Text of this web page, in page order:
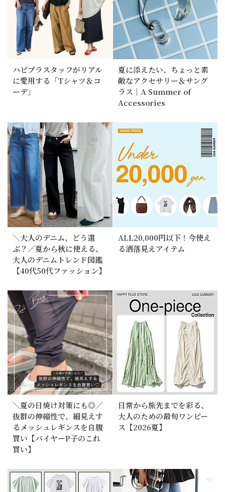
ハピプラスタッフがリアル
に愛用する「Tシャツ＆コ
ーデ」
夏に添えたい、ちょっと素
敵なアクセサリー＆サング
ラス｜A Summer of
Accessories
＼大人のデニム、どう選
ぶ？／夏から秋に使える、
大人のデニムトレンド図鑑
【40代50代ファッション】
ALL20,000円以下！今使え
る洒落見えアイテム
＼夏の日焼け対策にも◎／
抜群の伸縮性で、細見えす
るメッシュレギンスを自腹
買い【バイヤーP子のこれ
買い】
日常から旅先までを彩る、
大人のための最旬ワンピー
ス【2026夏】